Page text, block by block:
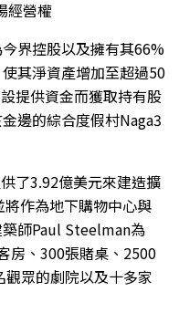
經營權
界控股以及擁有其66%
其淨資產增加至超過50
提供資金而獲取持有股
邊的綜合度假村Naga3
了3.92億美元來建造擴
作為地下購物中心與
師Paul Steelman為
房、300張賭桌、2500
眾的劇院以及十多家